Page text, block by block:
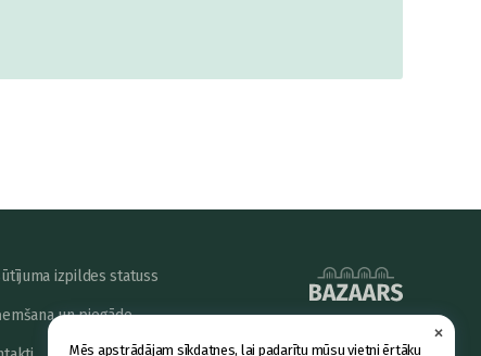
×
Mēs apstrādājam sīkdatnes, lai padarītu mūsu vietni ērtāku
izpildes statuss
un piegāde